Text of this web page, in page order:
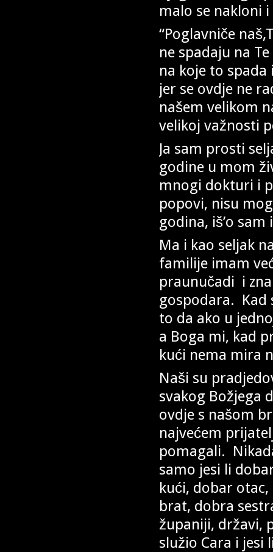
malo se nakloni
“Poglavniče
ne spadaju na
na koje to
jer se ovdje ne
našem velikom
velikoj važnosti
Ja sam prosti
godine u mom
mnogi dokturi i
popovi, nisu
godina, iš’o
Ma i kao seljak
familije imam
praunučadi i
gospodara. Kad
to da ako u
a Boga mi, kad
kući nema mira
Naši su
svakog Božjega
ovdje s našom
najvećem
pomagali.
samo jesi li
kući, dobar
brat, dobra
županiji, državi,
služio Cara i jesi